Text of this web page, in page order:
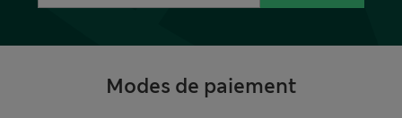
Modes de paiement